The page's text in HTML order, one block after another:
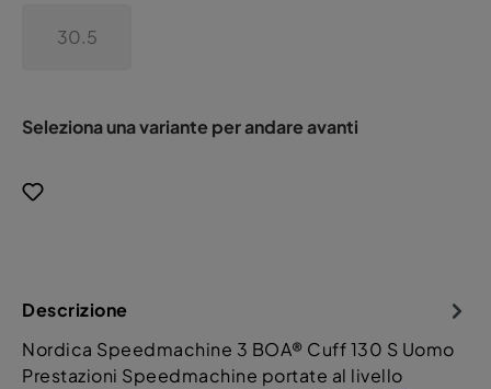
30.5
Seleziona una variante per andare avanti
Descrizione
Nordica Speedmachine 3 BOA® Cuff 130 S Uomo
Prestazioni Speedmachine portate al livello